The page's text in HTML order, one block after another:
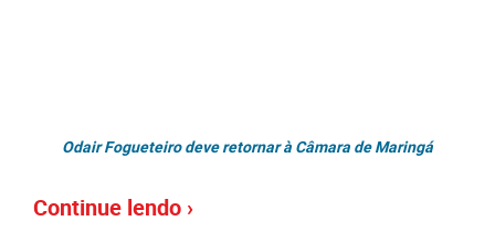
Odair Fogueteiro deve retornar à Câmara de Maringá
Continue lendo ›